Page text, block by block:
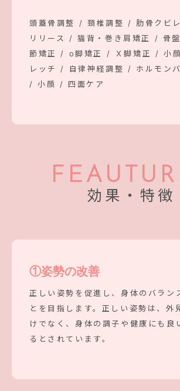
頭蓋骨調整 / 頚椎調整 / 肋骨クビ
リリース / 猫背・巻き肩矯正 / 骨
節矯正 / o脚矯正 / Ｘ脚矯正 / 小
レッチ / 自律神経調整 / ホルモン
/ 小顔 / 四面ケア
効果・特徴
①姿勢の改善
正しい姿勢を促進し、身体のバラン
とを目指します。正しい姿勢は、外
けでなく、身体の調子や健康にも良
るとされています。